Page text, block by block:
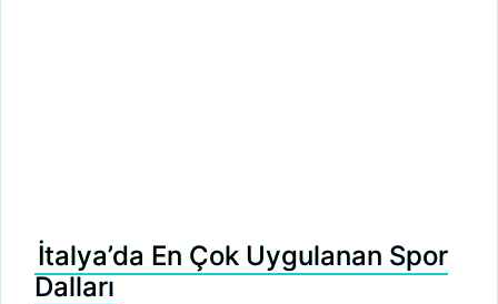
İtalya’da En Çok Uygulanan Spor
Dalları